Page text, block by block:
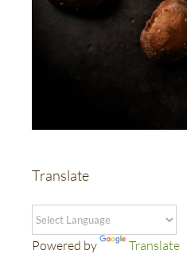
Translate
Powered by Translate